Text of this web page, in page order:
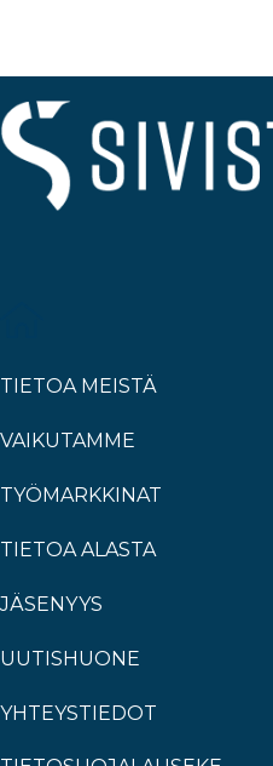
TIETOA MEISTÄ
VAIKUTAMME
TYÖMARKKINAT
TIETOA ALASTA
JÄSENYYS
UUTISHUONE
YHTEYSTIEDOT